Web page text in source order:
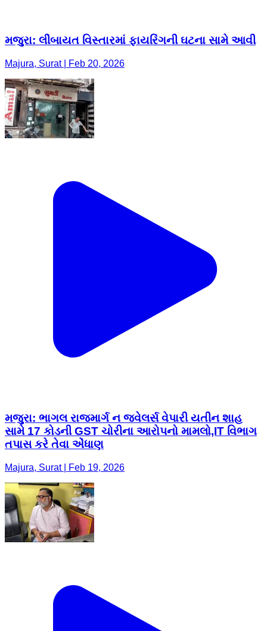
મજુરા: લીંબાયત વિસ્તારમાં ફાયરિંગની ઘટના સામે આવી
Majura, Surat | Feb 20, 2026
મજુરા: ભાગલ રાજમાર્ગ ન જ્વેલર્સ વેપારી યતીન શાહ
સામે 17 કોડની GST ચોરીના આરોપનો મામલો,IT વિભાગ
તપાસ કરે તેવા એંધાણ
Majura, Surat | Feb 19, 2026